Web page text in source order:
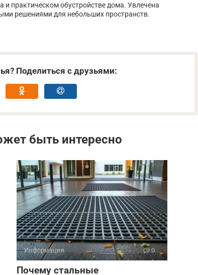
и практическом обустройстве дома. Увлечена
решениями для небольших пространств.
Поделиться с друзьями:
быть интересно
Информация 0
Почему стальные